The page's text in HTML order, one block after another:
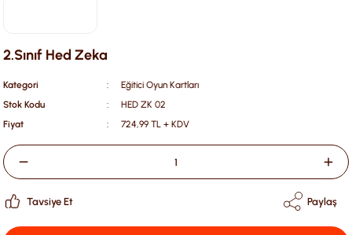
2.Sınıf Hed Zeka
Kategori
Eğitici Oyun Kartları
Stok Kodu
HED ZK 02
Fiyat
724,99 TL + KDV
Tavsiye Et Paylaş